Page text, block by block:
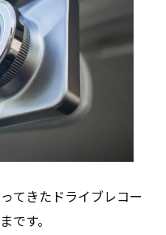
てきたドライブレコー
です。